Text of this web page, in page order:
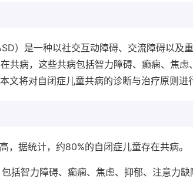
）是一种以社交互动障碍、交流障碍以及
共病，这些共病包括智力障碍、癫痫、焦
将对自闭症儿童共病的诊断与治疗原则进
，据统计，约80%的自闭症儿童存在共病。
括智力障碍、癫痫、焦虑、抑郁、注意力缺